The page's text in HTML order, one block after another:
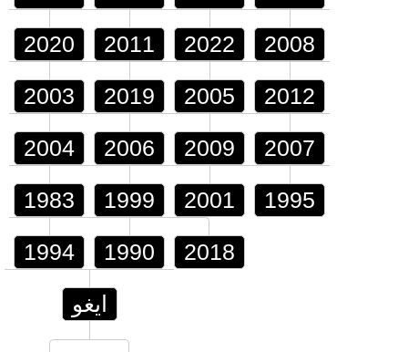
2020 2011 2022 2008
2003 2019 2005 2012
2004 2006 2009 2007
1983 1999 2001 1995
1994 1990 2018
ايغو